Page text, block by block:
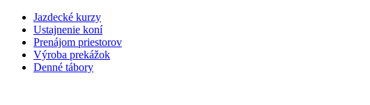
Jazdecké kurzy
Ustajnenie koní
Prenájom priestorov
Výroba prekážok
Denné tábory